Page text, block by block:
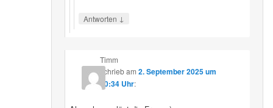
Antworten ↓
Timm
schriebam 2. September 2025 um
10:34 Uhr: